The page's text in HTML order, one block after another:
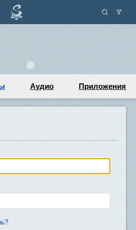
Аудио Приложения